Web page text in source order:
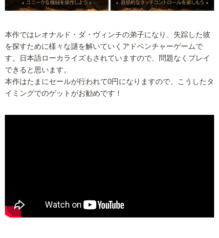
本作ではレオナルド・ダ・ヴィンチの弟子になり、失踪した彼
を探すために様々な謎を解いていくアドベンチャーゲームで
す。日本語ローカライズもされていますので、問題なくプレイ
できると思います。
本作はたまにセールが行われて0円になりますので、こうしたタ
イミングでのゲットがお勧めです！